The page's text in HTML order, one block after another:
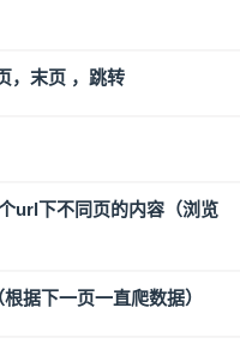
，末页 ，跳转
url下不同页的内容（浏览
据下一页一直爬数据）